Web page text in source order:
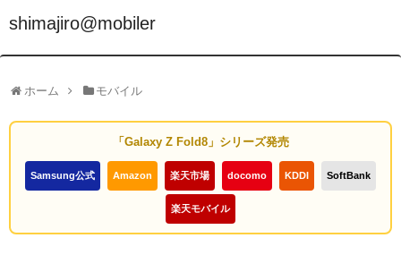
shimajiro@mobiler
ホーム モバイル
「Galaxy Z Fold8」シリーズ発売
Samsung公式 Amazon 楽天市場 docomo KDDI SoftBank
楽天モバイル